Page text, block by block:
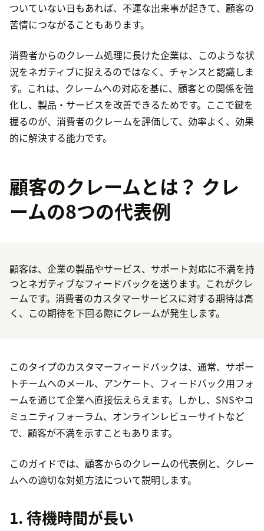
ついていない日もあれば、不運な出来事が起きて、顧客の
苦情につながることもあります。
消費者からのクレーム処理に長けた企業は、このような状
況をネガティブに捉えるのではなく、チャンスと認識しま
す。これは、クレームへの対応を基に、顧客との関係を強
化し、製品・サービスを改善できるためです。ここで鍵を
握るのが、消費者のクレームを評価して、効率よく、効果
的に解決する能力です。
顧客のクレームとは？ クレ
ームの8つの代表例
顧客は、企業の製品やサービス、サポート対応に不満を持
つとネガティブなフィードバックを送ります。これがクレ
ームです。消費者のカスタマーサービスに対する期待は高
く、この期待を下回る際にクレームが発生します。
このタイプのカスタマーフィードバックは、通常、サポー
トチームへのメール、アンケート、フィードバック用フォ
ームを通じて企業へ直接伝えらえます。しかし、SNSやコ
ミュニティフォーラム、オンラインレビューサイトなど
で、顧客が不満を示すこともあります。
このガイドでは、顧客からのクレームの代表例と、クレー
ムへの適切な対処方法について説明します。
1. 待機時間が長い